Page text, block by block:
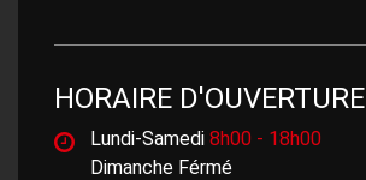
HORAIRE D'OUVERTURE
Lundi-Samedi 8h00 - 18h00
Dimanche Férmé